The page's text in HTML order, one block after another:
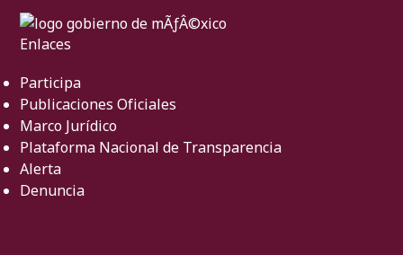
Enlaces
Participa
Publicaciones Oficiales
Marco Jurídico
Plataforma Nacional de Transparencia
Alerta
Denuncia